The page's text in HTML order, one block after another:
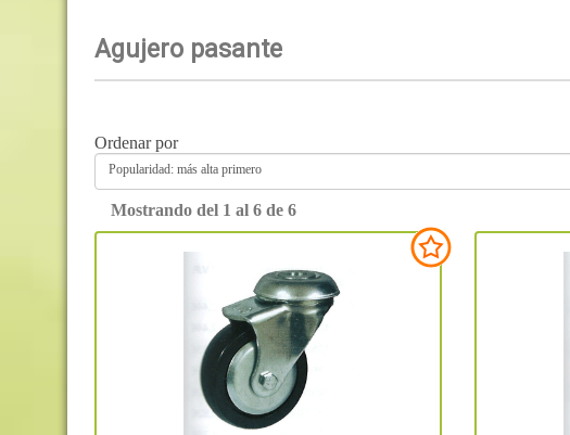
Agujero pasante
Ordenar por
Popularidad: más alta primero
Mostrando del 1 al 6 de 6